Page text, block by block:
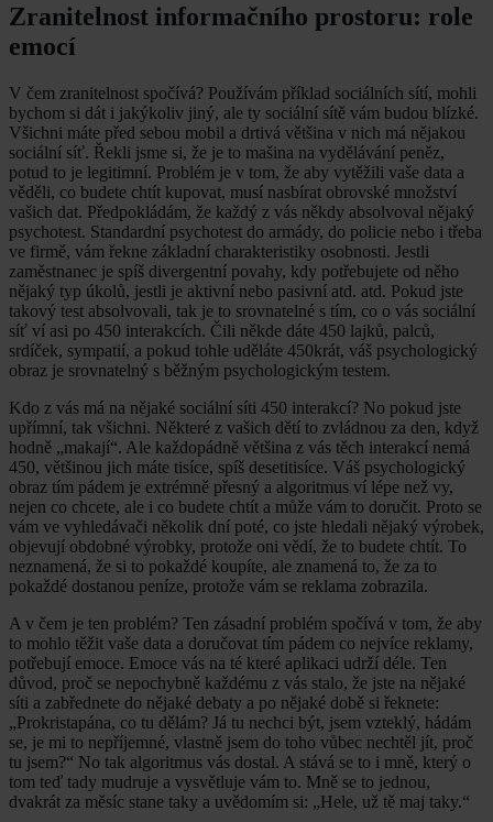
Zranitelnost informačního prostoru: role
emocí
V čem zranitelnost spočívá? Používám příklad sociálních sítí, mohli
bychom si dát i jakýkoliv jiný, ale ty sociální sítě vám budou blízké.
Všichni máte před sebou mobil a drtivá většina v nich má nějakou
sociální síť. Řekli jsme si, že je to mašina na vydělávání peněz,
potud to je legitimní. Problém je v tom, že aby vytěžili vaše data a
věděli, co budete chtít kupovat, musí nasbírat obrovské množství
vašich dat. Předpokládám, že každý z vás někdy absolvoval nějaký
psychotest. Standardní psychotest do armády, do policie nebo i třeba
ve firmě, vám řekne základní charakteristiky osobnosti. Jestli
zaměstnanec je spíš divergentní povahy, kdy potřebujete od něho
nějaký typ úkolů, jestli je aktivní nebo pasivní atd. atd. Pokud jste
takový test absolvovali, tak je to srovnatelné s tím, co o vás sociální
síť ví asi po 450 interakcích. Čili někde dáte 450 lajků, palců,
srdíček, sympatií, a pokud tohle uděláte 450krát, váš psychologický
obraz je srovnatelný s běžným psychologickým testem.
Kdo z vás má na nějaké sociální síti 450 interakcí? No pokud jste
upřímní, tak všichni. Některé z vašich dětí to zvládnou za den, když
hodně „makají“. Ale každopádně většina z vás těch interakcí nemá
450, většinou jich máte tisíce, spíš desetitisíce. Váš psychologický
obraz tím pádem je extrémně přesný a algoritmus ví lépe než vy,
nejen co chcete, ale i co budete chtít a může vám to doručit. Proto se
vám ve vyhledávači několik dní poté, co jste hledali nějaký výrobek,
objevují obdobné výrobky, protože oni vědí, že to budete chtít. To
neznamená, že si to pokaždé koupíte, ale znamená to, že za to
pokaždé dostanou peníze, protože vám se reklama zobrazila.
A v čem je ten problém? Ten zásadní problém spočívá v tom, že aby
to mohlo těžit vaše data a doručovat tím pádem co nejvíce reklamy,
potřebují emoce. Emoce vás na té které aplikaci udrží déle. Ten
důvod, proč se nepochybně každému z vás stalo, že jste na nějaké
síti a zabřednete do nějaké debaty a po nějaké době si řeknete:
„Prokristapána, co tu dělám? Já tu nechci být, jsem vzteklý, hádám
se, je mi to nepříjemné, vlastně jsem do toho vůbec nechtěl jít, proč
tu jsem?“ No tak algoritmus vás dostal. A stává se to i mně, který o
tom teď tady mudruje a vysvětluje vám to. Mně se to jednou,
dvakrát za měsíc stane taky a uvědomím si: „Hele, už tě maj taky.“